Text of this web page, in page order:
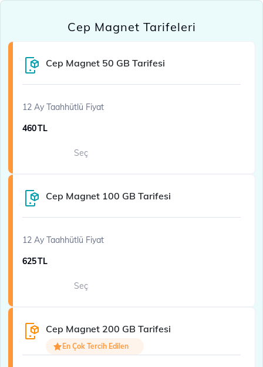
Cep Magnet Tarifeleri
Cep Magnet 50 GB Tarifesi
12 Ay Taahhütlü Fiyat
460TL
Seç
Cep Magnet 100 GB Tarifesi
12 Ay Taahhütlü Fiyat
625TL
Seç
Cep Magnet 200 GB Tarifesi
En Çok Tercih Edilen